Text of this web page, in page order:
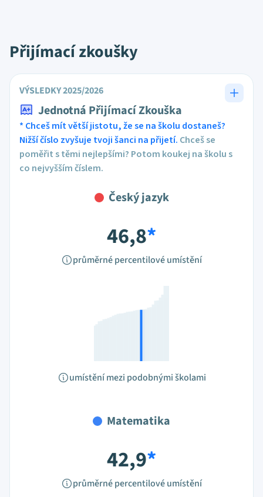
Přijímací zkoušky
VÝSLEDKY 2025/2026
Jednotná Přijímací Zkouška
* Chceš mít větší jistotu, že se na školu dostaneš?
Nižší číslo zvyšuje tvoji šanci na přijetí. Chceš se
poměřit s těmi nejlepšími? Potom koukej na školu s
co nejvyšším číslem.
Český jazyk
46,8*
průměrné percentilové umístění
umístění mezi podobnými školami
Matematika
42,9*
průměrné percentilové umístění